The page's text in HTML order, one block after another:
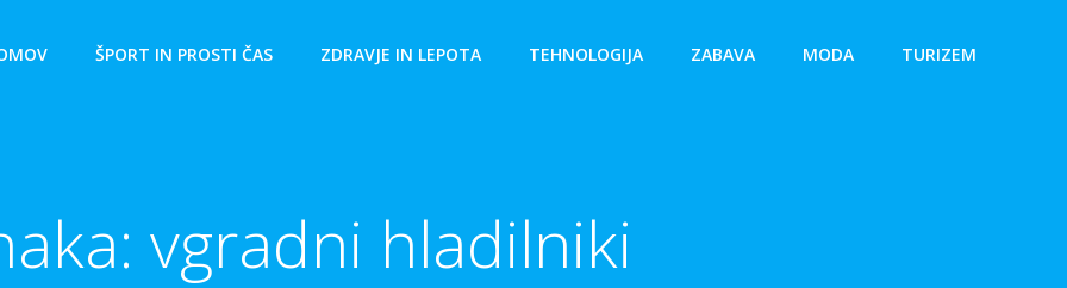
ŠPORT IN PROSTI ČAS ZDRAVJE IN LEPOTA TEHNOLOGIJA ZABAVA MODA TURIZEM
vgradni hladilniki